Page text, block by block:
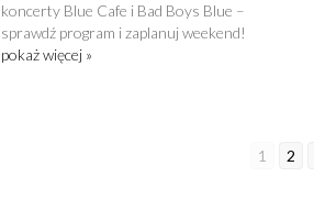
koncerty Blue Cafe i Bad Boys Blue –
sprawdź program i zaplanuj weekend!
pokaż więcej »
1 2